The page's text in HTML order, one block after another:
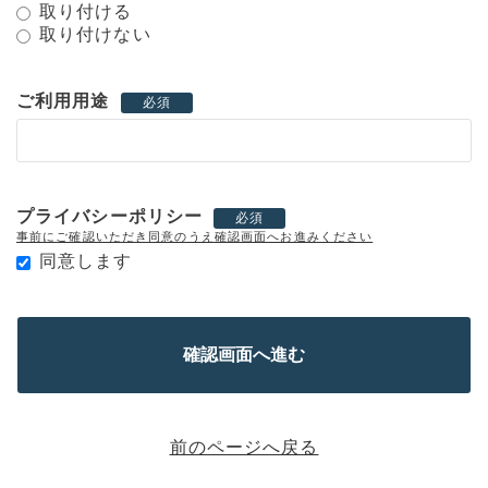
取り付ける
取り付けない
ご利用用途 必須
プライバシーポリシー 必須
事前にご確認いただき同意のうえ確認画面へお進みください
同意します
前のページへ戻る